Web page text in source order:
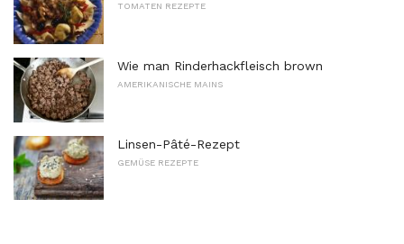
TOMATEN REZEPTE
Wie man Rinderhackfleisch brown
AMERIKANISCHE MAINS
Linsen-Pâté-Rezept
GEMÜSE REZEPTE